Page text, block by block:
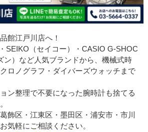
館江戸川店へ！
SEIKO（セイコー）・CASIO G-SHOC
ン）など人気ブランドから、機械式時
ロノグラフ・ダイバーズウォッチまで
ン整理で不要になった腕時計も捨てる
飾区・江東区・墨田区・浦安市・市川
気軽にご相談ください。